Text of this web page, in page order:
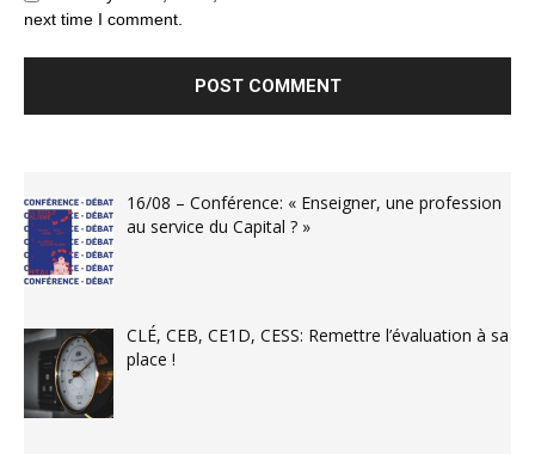
next time I comment.
16/08 – Conférence: « Enseigner, une profession
au service du Capital ? »
CLÉ, CEB, CE1D, CESS: Remettre l’évaluation à sa
place !